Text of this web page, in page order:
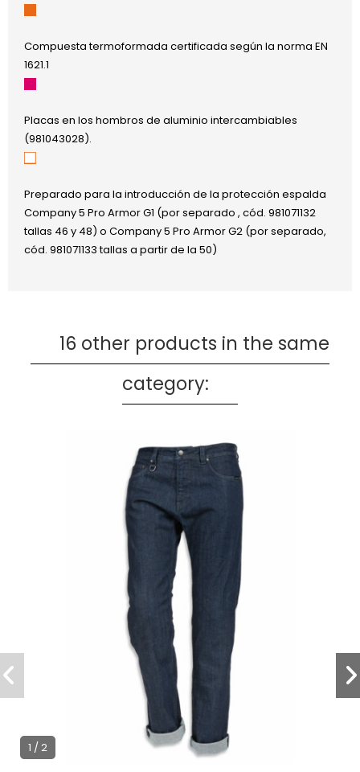
Compuesta termoformada certificada según la norma EN
1621.1
Placas en los hombros de aluminio intercambiables
(981043028).
Preparado para la introducción de la protección espalda
Company 5 Pro Armor G1 (por separado , cód. 981071132
tallas 46 y 48) o Company 5 Pro Armor G2 (por separado,
cód. 981071133 tallas a partir de la 50)
16 other products in the same
category:
1 / 2